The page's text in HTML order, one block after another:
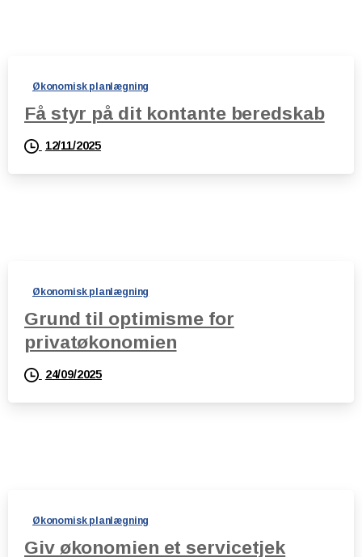
Økonomisk planlægning
Få styr på dit kontante beredskab
12/11/2025
Økonomisk planlægning
Grund til optimisme for
privatøkonomien
24/09/2025
Økonomisk planlægning
Giv økonomien et servicetjek